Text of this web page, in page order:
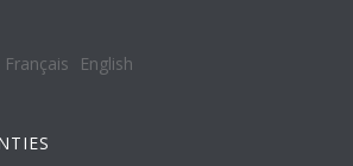
Français English